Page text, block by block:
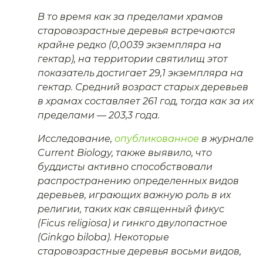
В то время как за пределами храмов
старовозрастные деревья встречаются
крайне редко (0,0039 экземпляра на
гектар), на территории святилищ этот
показатель достигает 29,1 экземпляра на
гектар. Средний возраст старых деревьев
в храмах составляет 261 год, тогда как за их
пределами — 203,3 года.
Исследование, опубликованное в журнале
Current Biology, также выявило, что
буддисты активно способствовали
распространению определенных видов
деревьев, играющих важную роль в их
религии, таких как священный фикус
(Ficus religiosa) и гинкго двулопастное
(Ginkgo biloba). Некоторые
старовозрастные деревья восьми видов,